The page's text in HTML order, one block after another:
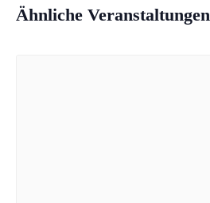
Ähnliche Veranstaltungen